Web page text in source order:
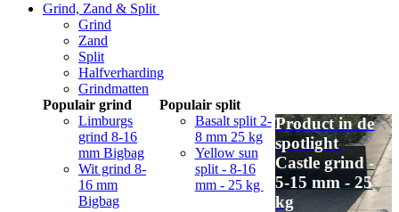
Grind, Zand & Split
Grind
Zand
Split
Halfverharding
Grindmatten
Populair grind
Limburgs
grind 8-16
mm Bigbag
Wit grind 8-
16 mm
Bigbag
Populair split
Basalt split 2-
8 mm 25 kg
Yellow sun
split - 8-16
mm - 25 kg
Product in de
spotlight
Castle grind -
5-15 mm - 25
kg